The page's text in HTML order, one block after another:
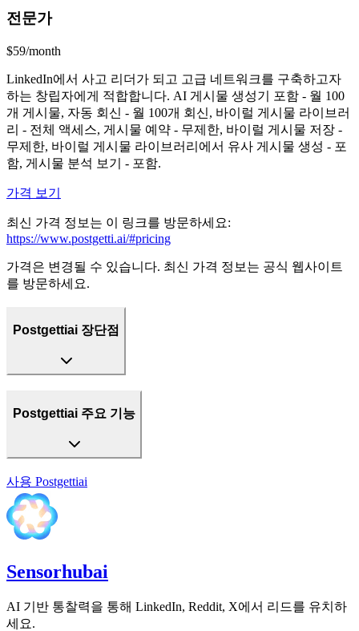
전문가
$59/month
LinkedIn에서 사고 리더가 되고 고급 네트워크를 구축하고자
하는 창립자에게 적합합니다. AI 게시물 생성기 포함 - 월 100
개 게시물, 자동 회신 - 월 100개 회신, 바이럴 게시물 라이브러
리 - 전체 액세스, 게시물 예약 - 무제한, 바이럴 게시물 저장 -
무제한, 바이럴 게시물 라이브러리에서 유사 게시물 생성 - 포
함, 게시물 분석 보기 - 포함.
가격 보기
최신 가격 정보는 이 링크를 방문하세요:
https://www.postgetti.ai/#pricing
가격은 변경될 수 있습니다. 최신 가격 정보는 공식 웹사이트
를 방문하세요.
Postgettiai 장단점
Postgettiai 주요 기능
사용 Postgettiai
Sensorhubai
AI 기반 통찰력을 통해 LinkedIn, Reddit, X에서 리드를 유치하
세요.